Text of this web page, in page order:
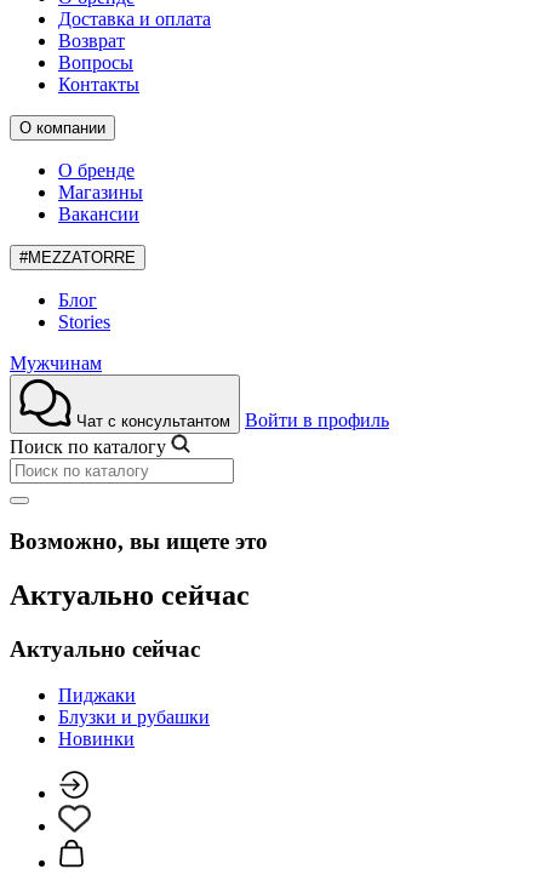
Доставка и оплата
Возврат
Вопросы
Контакты
О компании
О бренде
Магазины
Вакансии
#MEZZATORRE
Блог
Stories
Мужчинам
Чат с консультантом
Войти в профиль
Поиск по каталогу
Возможно, вы ищете это
Актуально сейчас
Актуально сейчас
Пиджаки
Блузки и рубашки
Новинки